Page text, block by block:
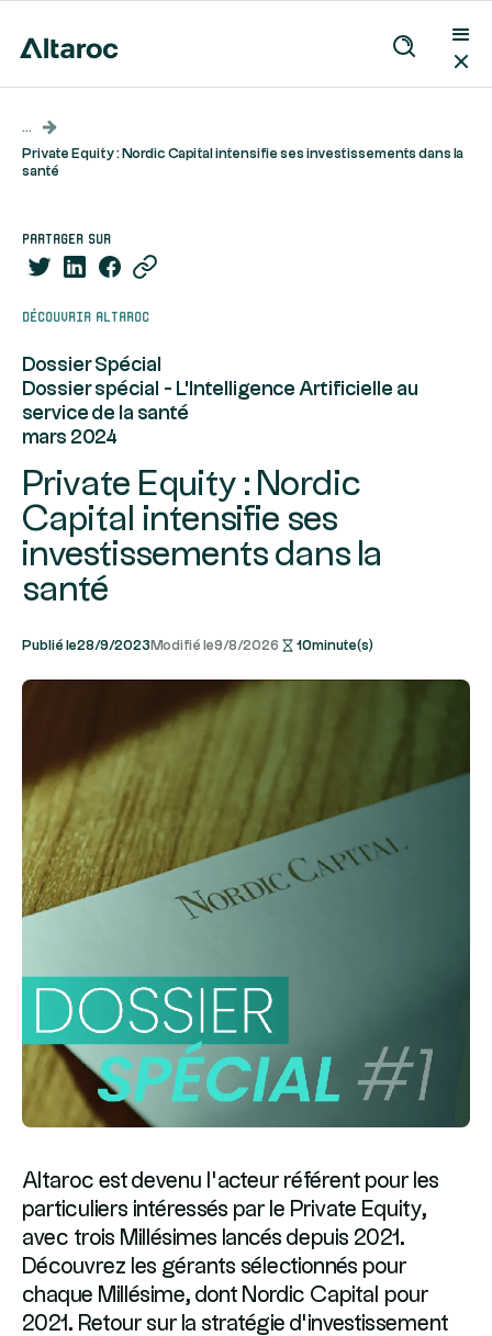
...
Private Equity : Nordic Capital intensifie ses investissements dans la
santé
partager sur
Découvrir Altaroc
Dossier Spécial
Dossier spécial - L'Intelligence Artificielle au
service de la santé
mars 2024
Private Equity : Nordic
Capital intensifie ses
investissements dans la
santé
Publié le28/9/2023 Modifié le9/8/2026 10minute(s)
Altaroc est devenu l’acteur référent pour les
particuliers intéressés par le Private Equity,
avec trois Millésimes lancés depuis 2021.
Découvrez les gérants sélectionnés pour
chaque Millésime, dont Nordic Capital pour
2021. Retour sur la stratégie d’investissement